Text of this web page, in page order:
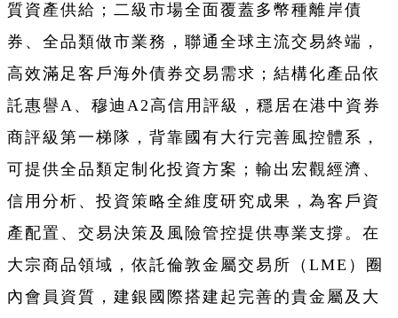
質資產供給；二級市場全面覆蓋多幣種離岸債
券、全品類做市業務，聯通全球主流交易終端，
高效滿足客戶海外債券交易需求；結構化產品依
託惠譽A、穆迪A2高信用評級，穩居在港中資券
商評級第一梯隊，背靠國有大行完善風控體系，
可提供全品類定制化投資方案；輸出宏觀經濟、
信用分析、投資策略全維度研究成果，為客戶資
產配置、交易決策及風險管控提供專業支撐。在
大宗商品領域，依託倫敦金屬交易所（LME）圈
內會員資質，建銀國際搭建起完善的貴金屬及大